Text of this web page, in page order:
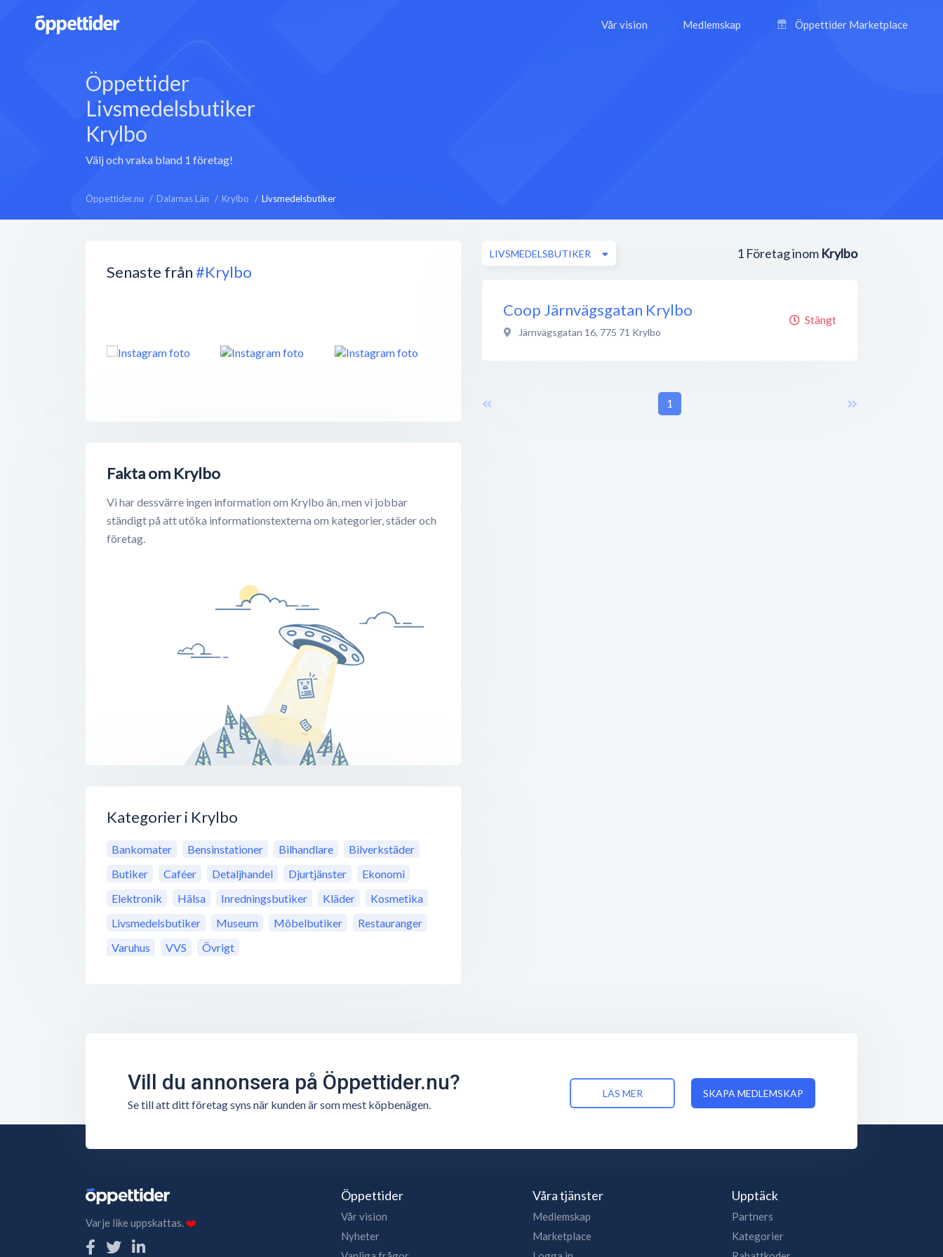
Vår vision Medlemskap Öppettider Marketplace
Öppettider
Livsmedelsbutiker
Krylbo
Välj och vraka bland 1 företag!
Öppettider.nu Dalarnas Län Krylbo Livsmedelsbutiker
Senaste från#Krylbo
Fakta om Krylbo
Vi har dessvärre ingen information om Krylbo än, men vi jobbar
ständigt på att utöka informationstexterna om kategorier, städer och
företag.
Kategorier i Krylbo
Bankomater Bensinstationer Bilhandlare
Bilverkstäder
Butiker
Caféer Detaljhandel Djurtjänster
Ekonomi
Elektronik
Hälsa Inredningsbutiker Kläder
Kosmetika
Livsmedelsbutiker
Museum Möbelbutiker
Restauranger
Varuhus
VVS Övrigt
1 Företag inom Krylbo
LIVSMEDELSBUTIKER
Coop Järnvägsgatan Krylbo
Järnvägsgatan 16, 775 71 Krylbo
Stängt
1
Vill du annonsera på Öppettider.nu?
Se till att ditt företag syns när kunden är som mest köpbenägen.
LÄS MER SKAPA MEDLEMSKAP
Varje like uppskattas.❤️
Öppettider
Vår vision
Nyheter
Våra tjänster
Medlemskap
Marketplace
Upptäck
Partners
Kategorier